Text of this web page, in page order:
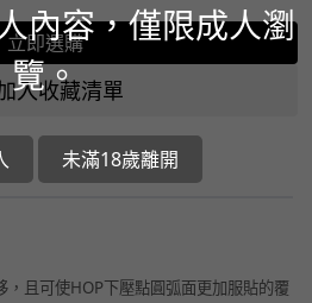
立即選購
入收藏清單
且可使HOP下壓點圓弧面更加服貼的覆
內容，僅限成人瀏
覽。
未滿18歲離開